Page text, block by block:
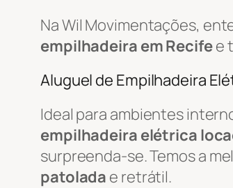
Na Wil Movimentações,
empilhadeira em Recifee
Aluguel de Empilhadeira
Ideal para ambientes
empilhadeira elétrica
surpreenda-se. Temos a
patolada e retrátil.